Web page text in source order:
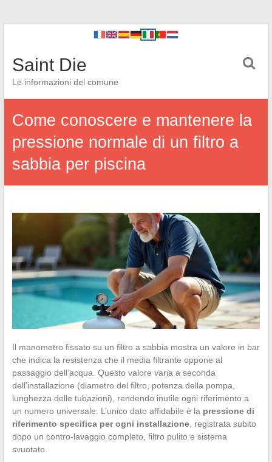
Saint Die
Le informazioni del comune
Come conoscere e mantenere la
pressione normale di un filtro a
sabbia per piscina
Il manometro fissato su un filtro a sabbia mostra un valore in bar
che indica la resistenza che il media filtrante oppone al
passaggio dell’acqua. Questo valore varia a seconda
dell’installazione (diametro del filtro, potenza della pompa,
lunghezza delle tubazioni), rendendo inutile ogni riferimento a
un numero universale. L’unico dato affidabile è la pressione di
riferimento specifica per ogni installazione, registrata subito
dopo un contro-lavaggio completo, filtro pulito e sistema
svuotato.